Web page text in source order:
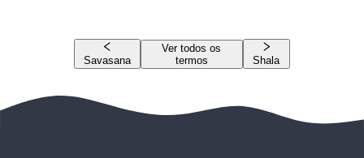
Savasana
Ver todos os
termos
Shala